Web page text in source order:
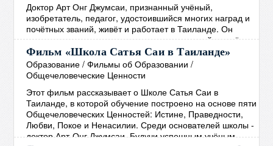
Доктор Арт Онг Джумсаи, признанный учёный,
изобретатель, педагог, удостоившийся многих наград и
почётных званий, живёт и работает в Таиланде. Он
является создателем и директором известной во всём
мире школы Сатья Саи, основанной на
Общечеловеческих Ценностях. В своём выступлении,
которое проходило в Сингапуре в 2013 году, доктор Арт
Онг Джумсаи рассказывает о том, как интегрировать
Общечеловеческие Ценности в образование, а также о
жизни школы и опыте её→
Фильм «Школа Сатья Саи в Таиланде»
Образование /Фильмы об Образовании /
Общечеловеческие Ценности
Этот фильм рассказывает о Школе Сатья Саи в
Таиланде, в которой обучение построено на основе пяти
Общечеловеческих Ценностей: Истине, Праведности,
Любви, Покое и Ненасилии. Среди основателей школы -
доктор Арт-Онг Джумсаи. Будучи успешным учёным,